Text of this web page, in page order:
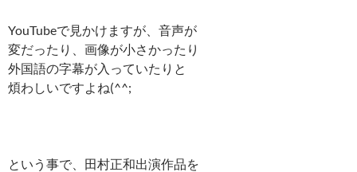
YouTubeで見かけますが、音声が
変だったり、画像が小さかったり
外国語の字幕が入っていたりと
煩わしいですよね(^^;
という事で、田村正和出演作品を